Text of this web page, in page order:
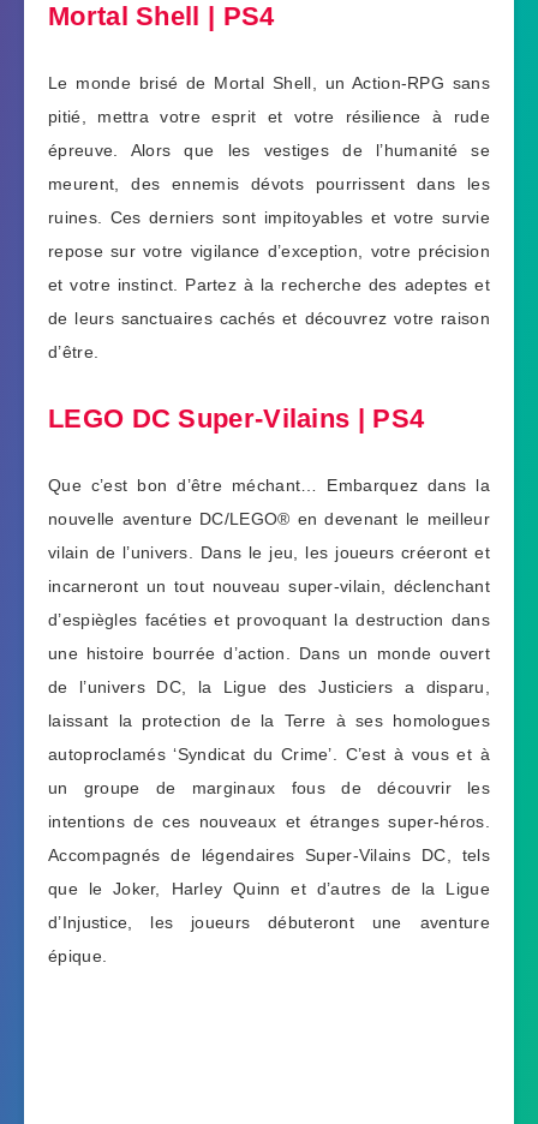
Mortal Shell | PS4
Le monde brisé de Mortal Shell, un Action-RPG sans
pitié, mettra votre esprit et votre résilience à rude
épreuve. Alors que les vestiges de l’humanité se
meurent, des ennemis dévots pourrissent dans les
ruines. Ces derniers sont impitoyables et votre survie
repose sur votre vigilance d’exception, votre précision
et votre instinct. Partez à la recherche des adeptes et
de leurs sanctuaires cachés et découvrez votre raison
d’être.
LEGO DC Super-Vilains | PS4
Que c’est bon d’être méchant… Embarquez dans la
nouvelle aventure DC/LEGO® en devenant le meilleur
vilain de l’univers. Dans le jeu, les joueurs créeront et
incarneront un tout nouveau super-vilain, déclenchant
d’espiègles facéties et provoquant la destruction dans
une histoire bourrée d’action. Dans un monde ouvert
de l’univers DC, la Ligue des Justiciers a disparu,
laissant la protection de la Terre à ses homologues
autoproclamés ‘Syndicat du Crime’. C’est à vous et à
un groupe de marginaux fous de découvrir les
intentions de ces nouveaux et étranges super-héros.
Accompagnés de légendaires Super-Vilains DC, tels
que le Joker, Harley Quinn et d’autres de la Ligue
d’Injustice, les joueurs débuteront une aventure
épique.